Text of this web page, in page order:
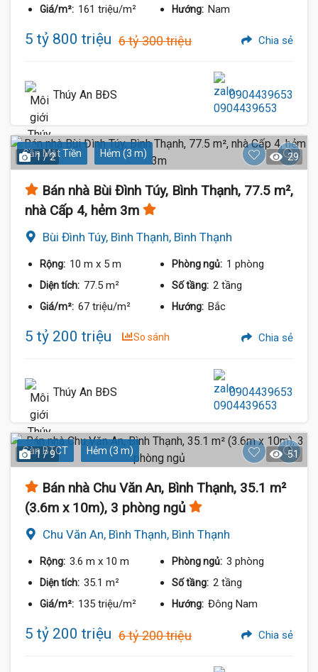
Giá/m²: 161 triệu/m² Hướng: Nam
5 tỷ 800 triệu 6 tỷ 300 triệu Chia sẻ
Thúy An BĐS 0904439653
Gần Mặt Tiền Hẻm (3 m)
1 / 2 29
Bán nhà Bùi Đình Túy, Bình Thạnh, 77.5 m²,
nhà Cấp 4, hẻm 3m
Bùi Đình Túy, Bình Thạnh, Bình Thạnh
Rộng: 10 m x 5 m Phòng ngủ: 1 phòng
Diện tích: 77.5 m² Số tầng: 2 tầng
Giá/m²: 67 triệu/m² Hướng: Bắc
5 tỷ 200 triệu So sánh Chia sẻ
Thúy An BĐS 0904439653
Sàn BTCT Hẻm (3 m)
1 / 9 51
Bán nhà Chu Văn An, Bình Thạnh, 35.1 m²
(3.6m x 10m), 3 phòng ngủ
Chu Văn An, Bình Thạnh, Bình Thạnh
Rộng: 3.6 m x 10 m Phòng ngủ: 3 phòng
Diện tích: 35.1 m² Số tầng: 2 tầng
Giá/m²: 135 triệu/m² Hướng: Đông Nam
5 tỷ 200 triệu 6 tỷ 200 triệu Chia sẻ